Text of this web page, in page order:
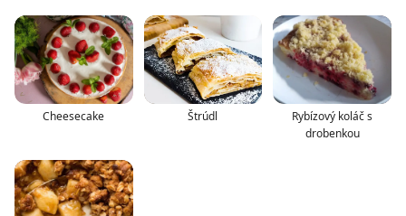
Cheesecake Štrúdl
Rybízový koláč s
drobenkou